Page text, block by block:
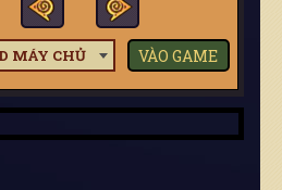
MÁY CHỦ VÀO GAME